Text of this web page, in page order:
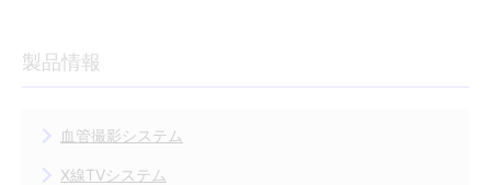
製品情報
血管撮影システム
X線TVシステム